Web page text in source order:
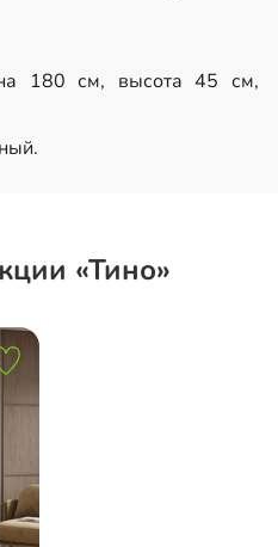
180 см, высота 45 см,
«Тино»